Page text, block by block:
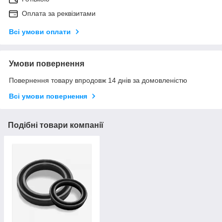
Оплата за реквізитами
Всі умови оплати
Умови повернення
Повернення товару впродовж 14 днів за домовленістю
Всі умови повернення
Подібні товари компанії